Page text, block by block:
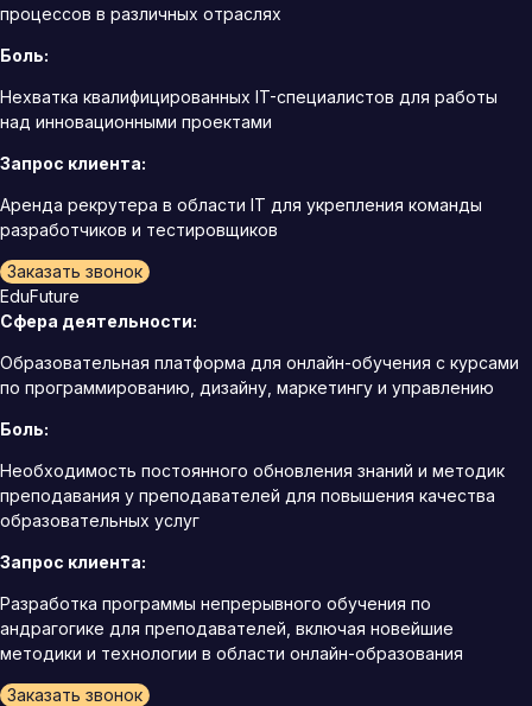
процессов в различных отраслях
Боль:
Нехватка квалифицированных IT-специалистов для работы
над инновационными проектами
Запрос клиента:
Аренда рекрутера в области IT для укрепления команды
разработчиков и тестировщиков
Заказать звонок
EduFuture
Сфера деятельности:
Образовательная платформа для онлайн-обучения с курсами
по программированию, дизайну, маркетингу и управлению
Боль:
Необходимость постоянного обновления знаний и методик
преподавания у преподавателей для повышения качества
образовательных услуг
Запрос клиента:
Разработка программы непрерывного обучения по
андрагогике для преподавателей, включая новейшие
методики и технологии в области онлайн-образования
Заказать звонок